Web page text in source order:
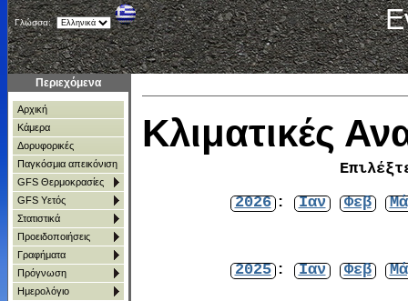
Γλώσσα:
Περιεχόμενα
Αρχική
Κάμερα
Δορυφορικές
Παγκόσμια απεικόνιση
GFS Θερμοκρασίες
GFS Υετός
Στατιστικά
Προειδοποιήσεις
Γραφήματα
Πρόγνωση
Ημερολόγιο
Κλιματικές
2026 : Ιαν Φεβ
2025 : Ιαν Φεβ